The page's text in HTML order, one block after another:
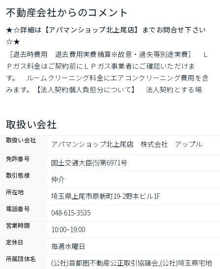
不動産会社からのコメント
★☆詳細は【アパマンショップ北上尾店】までお問合せ下さい
☆★
［退去時費用　退去費用実費精算※故意・過失等別途実費］　Ｌ
Ｐガス料金はご契約前にＬＰガス事業者にご確認いただけま
す。　ルームクリーニング料金にエアコンクリーニング費用を含
みます。【法人契約個人負担分について】　法人契約とする場
取扱い会社
取扱い会社 アパマンショップ北上尾店　株式会社　アップル
免許番号 国土交通大臣(5)第6971号
取引態様 仲介
所在地 埼玉県上尾市原新町19-2野本ビル1F
電話番号 048-615-3535
営業時間 10:00~19:00
定休日 毎週水曜日
所属団体名
(公社)首都圏不動産公正取引協議会,(公社)埼玉県宅地